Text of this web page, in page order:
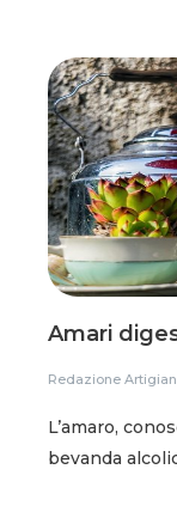
Amari
Redazione
L’amaro,
bevanda